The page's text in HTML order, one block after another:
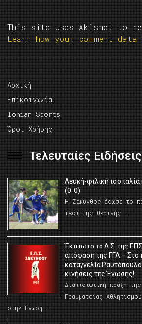
This site uses Akismet to
Learn how your comment
Αρχική
Επικοινωνία
Ionian Sports
Όροι Χρήσης
Τελευταίες Ειδήσεις
Λευκή-φιλική
(0-0)
Η Ζάκυνθος έδωσε το
τεστ της θερινής …
Έκπτωτο το Δ.Σ. της
απόφαση της ΓΓΑ – Στο
καταγγελία
κινήσεις της Ένωσης!
Διαπιστωτική πράξη
Γραμματείας
στην Ένωση …